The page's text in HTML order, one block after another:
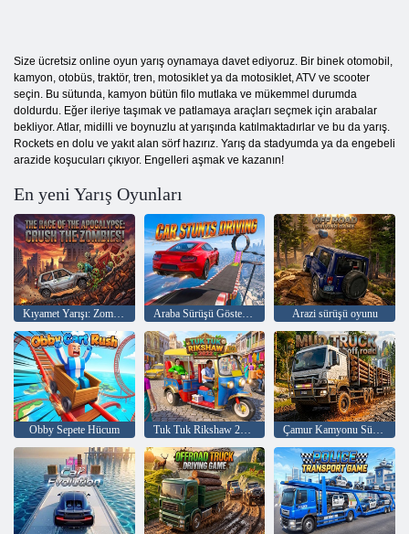
Size ücretsiz online oyun yarış oynamaya davet ediyoruz. Bir binek otomobil,
kamyon, otobüs, traktör, tren, motosiklet ya da motosiklet, ATV ve scooter
seçin. Bu sütunda, kamyon bütün filo mutlaka ve mükemmel durumda
doldurdu. Eğer ileriye taşımak ve patlamaya araçları seçmek için arabalar
bekliyor. Atlar, midilli ve boynuzlu at yarışında katılmaktadırlar ve bu da yarış.
Rockets en dolu ve yakıt alan sörf hazırız. Yarış da stadyumda ya da engebeli
arazide koşucuları çıkıyor. Engelleri aşmak ve kazanın!
En yeni Yarış Oyunları
Araba Sürüşü Gösterileri Arazi sürüşü oyunu
Obby Sepete Hücum Tuk Tuk Rikshaw 2022 Çamur Kamyonu Sürüşü